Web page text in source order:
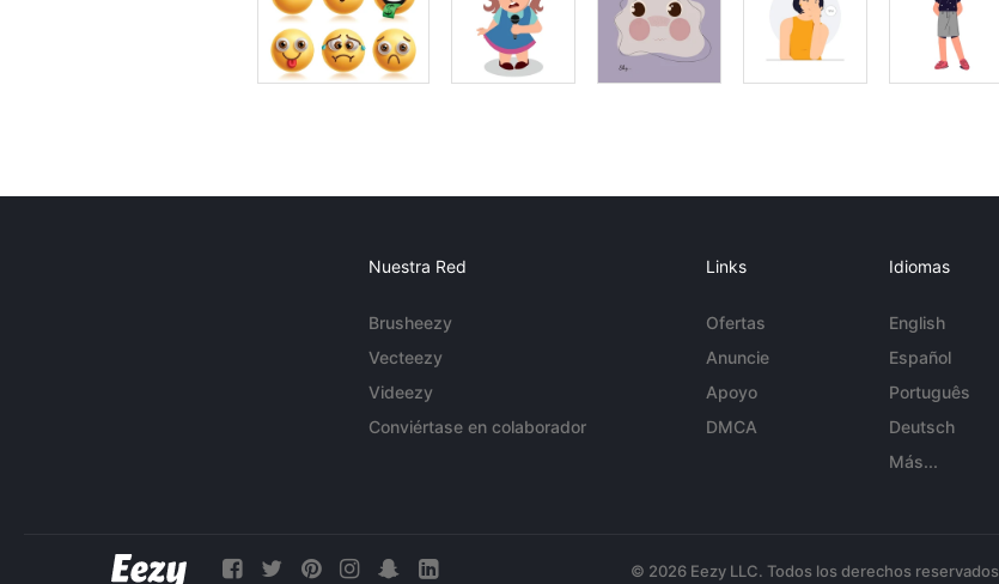
Nuestra Red
Brusheezy
Vecteezy
Videezy
Conviértase en colaborador
Links
Ofertas
Anuncie
Apoyo
DMCA
Idiomas
English
Español
Português
Deutsch
Más...
© 2026 Eezy LLC. Todos los derechos reservados